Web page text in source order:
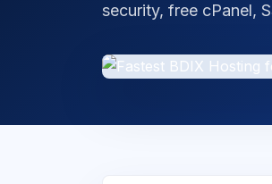
security, free cPanel,